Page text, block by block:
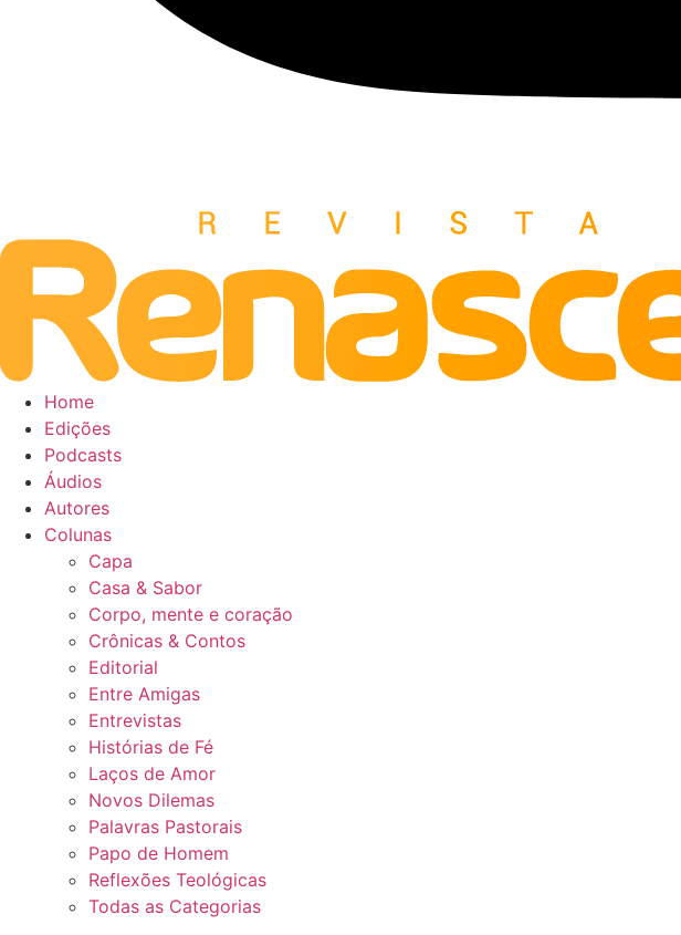
Home
Edições
Podcasts
Áudios
Autores
Colunas
Capa
Casa & Sabor
Corpo, mente e coração
Crônicas & Contos
Editorial
Entre Amigas
Entrevistas
Histórias de Fé
Laços de Amor
Novos Dilemas
Palavras Pastorais
Papo de Homem
Reflexões Teológicas
Todas as Categorias